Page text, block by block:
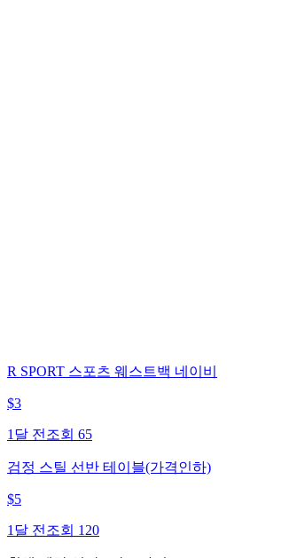
R SPORT 스포츠 웨스트백 네이비
$3
1달 전 조회 65
검정 스틸 선반 테이블(가격인하)
$5
1달 전 조회 120